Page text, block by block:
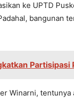
ke UPTD
bangunan
Partisipasi
Winarni,